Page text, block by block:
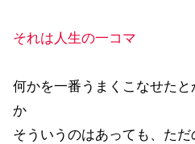
それは人生の一コマ
何かを一番うまくこなせた
か
そういうのはあっても、た